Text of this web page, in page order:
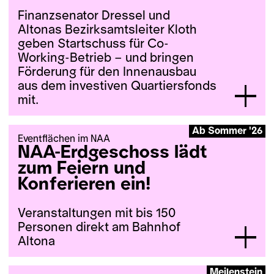
Also merke dir das Wochenende
vor – und folge uns für Updates
und das genaue Programm gern
aufInstagramund/oderLinkedIn
Wir freuen uns unglaublich darauf!
Finanzsenator Dressel und
Altonas Bezirksamtsleiter Kloth
geben Startschuss für Co-
Working-Betrieb – und bringen
Förderung für den Innenausbau
aus dem investiven Quartiersfonds
mit.
Im Juni 2026 ziehen die ersten Co-
Workenden ein, Ende August folgt
die offizielle Eröffnung: Das Neue
Amt Altona (NAA) steht kurz vor
der Vollendung – und es gibt noch
Am Morgen des 6. Mai
überzeugten sich Finanzsenator
Bezirksamtsleiter Dr. Sebastian
Ab Sommer '26
Eventflächen im NAA
NAA-Erdgeschoss lädt
zum Feiern und
Konferieren ein!
Veranstaltungen mit bis 150
Personen direkt am Bahnhof
Altona
Ob Feierei, Workshop,